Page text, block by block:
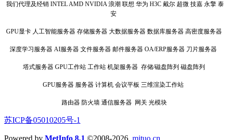
我们代理及经销 INTEL AMD NVIDIA 浪潮 联想 华为 H3C 戴尔 超微 技嘉 永擎 泰
安
GPU显卡 人工智能服务器 存储服务器 大数据服务器 数据库服务器 高密度服务器
深度学习服务器 AI服务器 文件服务器 邮件服务器 OA/ERP服务器 刀片服务器
塔式服务器 GPU工作站 工作站 机架服务器 存储/磁盘阵列 磁盘阵列
GPU服务器 服务器 计算机 会议平板 三维渲染工作站
路由器 防火墙 通信服务器 网关 光模块
苏ICP备05010205号-1